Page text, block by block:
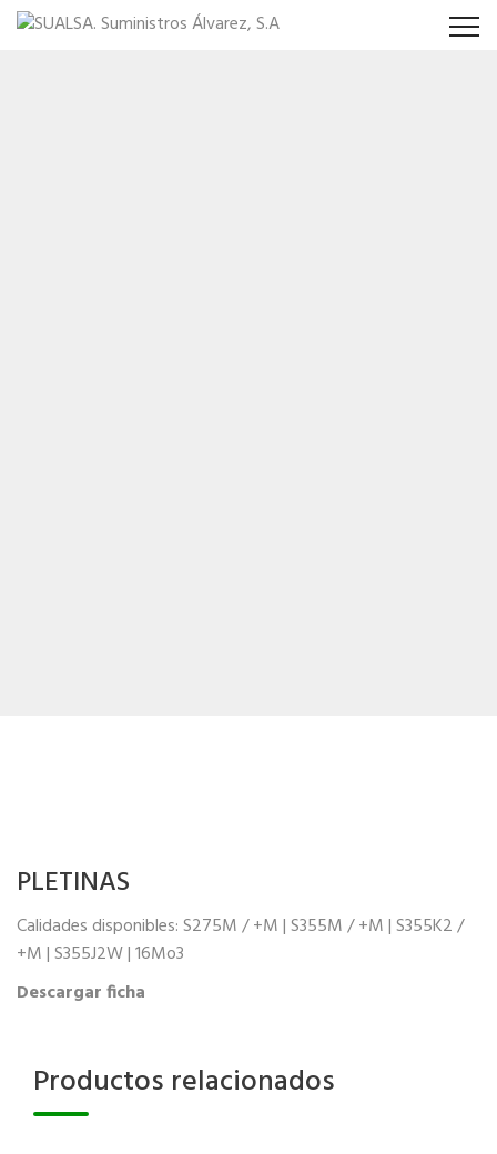
PLETINAS
Calidades disponibles: S275M / +M | S355M / +M | S355K2 /
+M | S355J2W | 16Mo3
Descargar ficha
Productos relacionados